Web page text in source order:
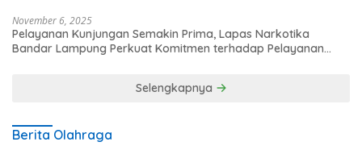
November 6, 2025
Pelayanan Kunjungan Semakin Prima, Lapas Narkotika
Bandar Lampung Perkuat Komitmen terhadap Pelayanan
Selengkapnya
Berita Olahraga